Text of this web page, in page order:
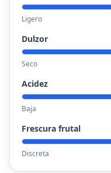
Ligero
Dulzor
Seco
Acidez
Baja
Frescura frutal
Discreta